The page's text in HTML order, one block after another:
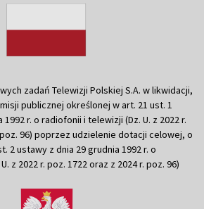
zadań Telewizji Polskiej S.A. w likwidacji,
publicznej określonej w art. 21 ust. 1
r. o radiofonii i telewizji (Dz. U. z 2022 r.
96) poprzez udzielenie dotacji celowej, o
2 ustawy z dnia 29 grudnia 1992 r. o
z 2022 r. poz. 1722 oraz z 2024 r. poz. 96)